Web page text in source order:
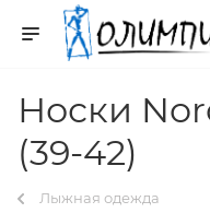
Носки
(39-42)
Лыжная одежда